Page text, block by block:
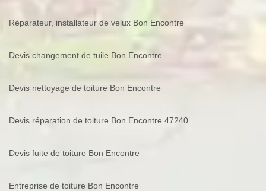
Réparateur, installateur de velux Bon Encontre
Devis changement de tuile Bon Encontre
Devis nettoyage de toiture Bon Encontre
Devis réparation de toiture Bon Encontre 47240
Devis fuite de toiture Bon Encontre
Entreprise de toiture Bon Encontre